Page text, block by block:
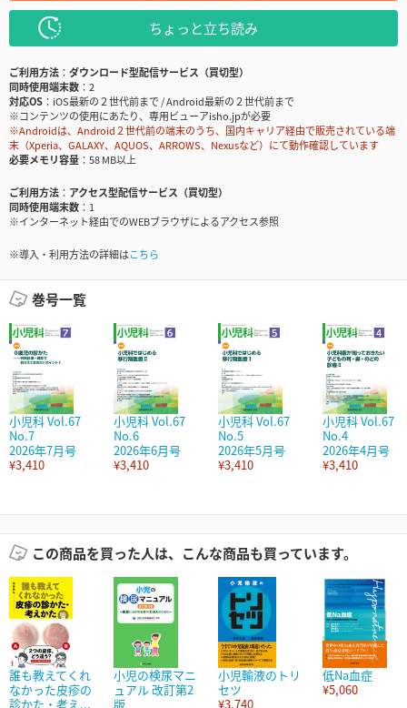
ちょっと立ち読み
ご利用方法
ダウンロード型配信サービス（買切型）
同時使用端末数
2
対応OS
iOS最新の２世代前まで / Android最新の２世代前まで
※コンテンツの使用にあたり、専用ビューアisho.jpが必要
※Androidは、Android２世代前の端末のうち、国内キャリア経由で販売されている端
末（Xperia、GALAXY、AQUOS、ARROWS、Nexusなど）にて動作確認しています
必要メモリ容量
58 MB以上
ご利用方法
アクセス型配信サービス（買切型）
同時使用端末数
1
※インターネット経由でのWEBブラウザによるアクセス参照
※導入・利用方法の詳細はこちら
巻号一覧
小児科 Vol.67
No.7
2026年7月号
¥3,410
小児科 Vol.67
No.6
2026年6月号
¥3,410
小児科 Vol.67
No.5
2026年5月号
¥3,410
小児科 Vol.67
No.4
2026年4月号
¥3,410
この商品を買った人は、こんな商品も買っています。
誰も教えてくれ
なかった皮疹の
診かた・考え...
小児の検尿マニ
ュアル 改訂第2
版
小児輸液のトリ
セツ
¥3,740
低Na血症
¥5,060